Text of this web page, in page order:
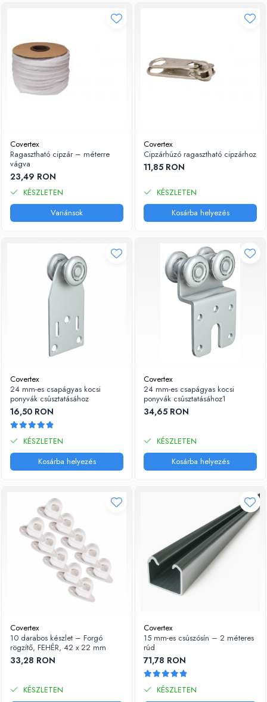
Covertex
Ragasztható cipzár – méterre
vágva
23,49 RON
KÉSZLETEN
Variánsok
Covertex
Cipzárhúzó ragasztható cipzárhoz
11,85 RON
KÉSZLETEN
Kosárba helyezés
Covertex
24 mm-es csapágyas kocsi
ponyvák csúsztatásához
16,50 RON
KÉSZLETEN
Kosárba helyezés
Covertex
24 mm-es csapágyas kocsi
ponyvák csúsztatásához1
34,65 RON
KÉSZLETEN
Kosárba helyezés
Covertex
10 darabos készlet – Forgó
rögzítő, FEHÉR, 42 x 22 mm
33,28 RON
KÉSZLETEN
Covertex
15 mm-es csúszósín – 2 méteres
rúd
71,78 RON
KÉSZLETEN